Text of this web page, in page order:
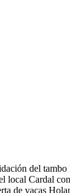
del
local Cardal
de vacas